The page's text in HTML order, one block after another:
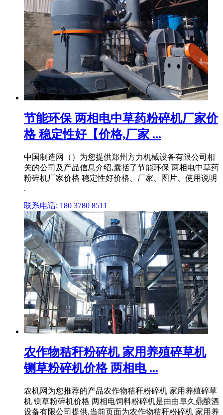
节能环保 两相电中草药粉碎机厂家价
格 稳定性好【价格,厂家 ...
中国制造网（）为您提供郑州方力机械设备有限公司相
关的公司及产品信息介绍,囊括了节能环保 两相电中草药
粉碎机厂家价格 稳定性好价格、厂家、图片、使用说明
.
联系电话: 180 3780 8511
农作物秸秆粉碎机 家用养殖碎草机
铡草粉碎机价格 两相电 ...
农机网为您推荐的产品农作物秸秆粉碎机 家用养殖碎草
机 铡草粉碎机价格 两相电饲料粉碎机是由曲阜久鼎酿酒
设备有限公司提供,当前页面为农作物秸秆粉碎机 家用养